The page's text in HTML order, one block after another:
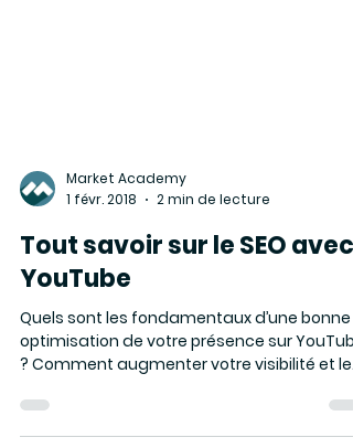
Market Academy
2 min de lecture
Tout savoir sur le SEO avec
YouTube